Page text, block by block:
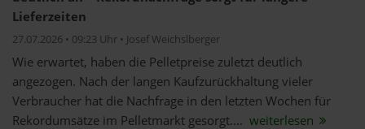
Lieferzeiten
27.07.2026 • 09:23 Uhr • Josef Weichslberger
Wie erwartet, haben die Pelletpreise zuletzt deutlich
angezogen. Nach der langen Kaufzurückhaltung vieler
Verbraucher hat die Nachfrage in den letzten Wochen für
Rekordumsätze im Pelletmarkt gesorgt.... weiterlesen